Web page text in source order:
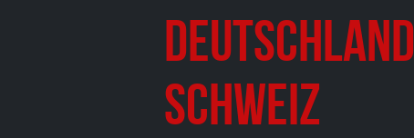
Schweiz